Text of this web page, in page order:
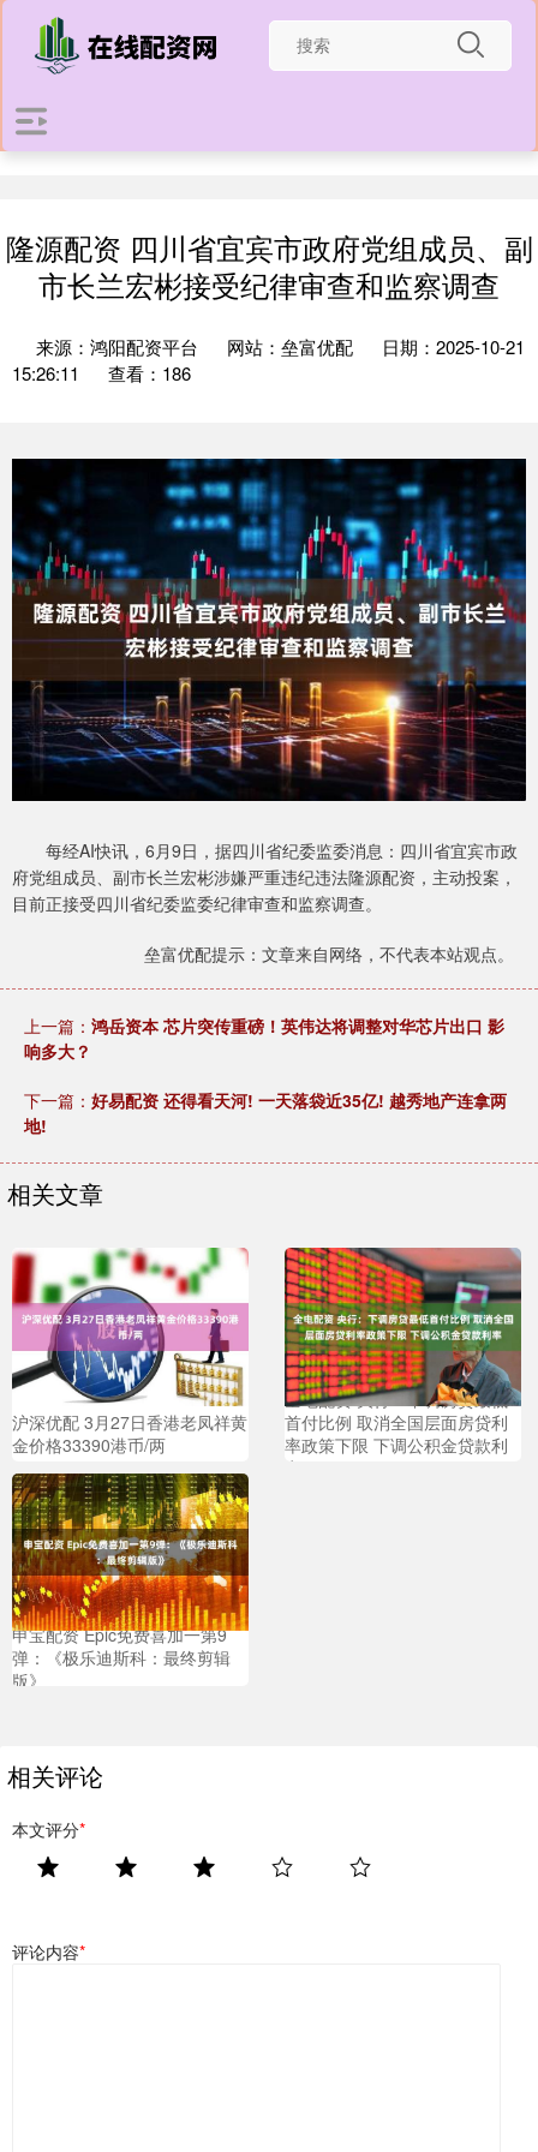
隆源配资 四川省宜宾市政府党组成员、副
市长兰宏彬接受纪律审查和监察调查
来源：鸿阳配资平台 网站：垒富优配
日期：2025-10-21
15:26:11
查看：186
每经AI快讯，6月9日，据四川省纪委监委消息：四川省宜宾市政
府党组成员、副市长兰宏彬涉嫌严重违纪违法隆源配资，主动投案，
目前正接受四川省纪委监委纪律审查和监察调查。
垒富优配提示：文章来自网络，不代表本站观点。
上一篇： 鸿岳资本 芯片突传重磅！英伟达将调整对华芯片出口 影
响多大？
下一篇： 好易配资 还得看天河! 一天落袋近35亿! 越秀地产连拿两
地!
相关文章
沪深优配 3月27日香港老凤祥黄
金价格33390港币/两
全电配资 央行：下调房贷最低
首付比例 取消全国层面房贷利
率政策下限 下调公积金贷款利
率
申宝配资 Epic免费喜加一第9
弹：《极乐迪斯科：最终剪辑
版》
相关评论
本文评分*
评论内容*